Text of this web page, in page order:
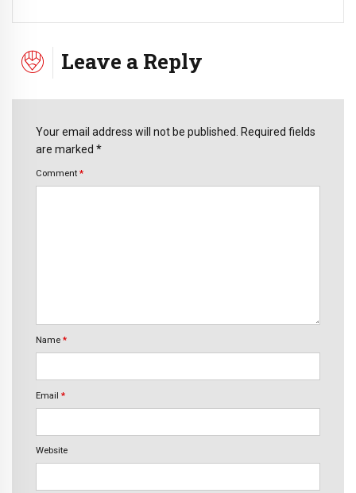
Leave a Reply
Your email address will not be published. Required fields
are marked *
Comment *
Name *
Email *
Website